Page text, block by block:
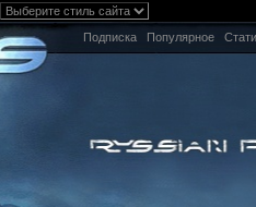
Подписка Популярное